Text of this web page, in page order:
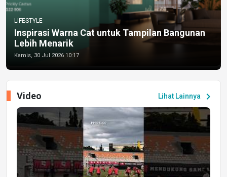
LIFESTYLE
Inspirasi Warna Cat untuk Tampilan Bangunan
Lebih Menarik
Kamis, 30 Jul 2026 10:17
Lihat Lainnya chevron_right
Video